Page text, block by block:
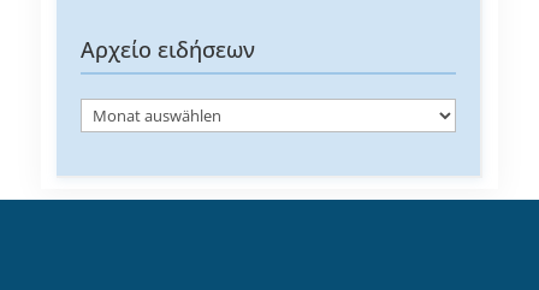
Αρχείο ειδήσεων
Αρχείο